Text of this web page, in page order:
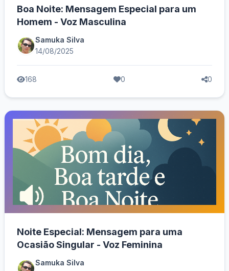
Boa Noite: Mensagem Especial para um
Homem - Voz Masculina
Samuka Silva
14/08/2025
168 0 0
Noite Especial: Mensagem para uma
Ocasião Singular - Voz Feminina
Samuka Silva